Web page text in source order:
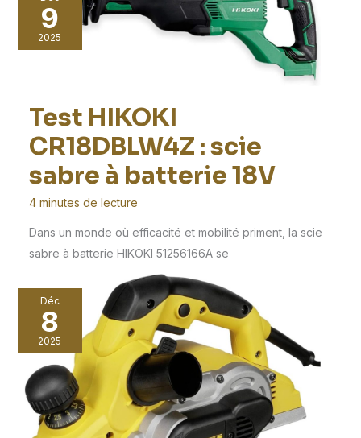
9
2025
Test HIKOKI
CR18DBLW4Z : scie
sabre à batterie 18V
4 minutes de lecture
Dans un monde où efficacité et mobilité priment, la scie
sabre à batterie HIKOKI 51256166A se
Déc
8
2025